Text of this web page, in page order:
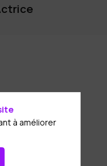
à améliorer